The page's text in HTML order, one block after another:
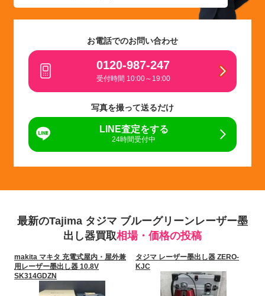
お電話でのお問い合わせ
0120-987-247
受付時間 10:00～19:00
写真を撮って送るだけ
LINE査定をする
24時間受付中
最新のTajima タジマ ブルーグリーンレーザー墨
出し器買取相場・価格の投稿
makita マキタ 充電式屋内・屋外兼
用レーザー墨出し器 10.8V
SK314GDZN
タジマ レーザー墨出し器 ZERO-
KJC